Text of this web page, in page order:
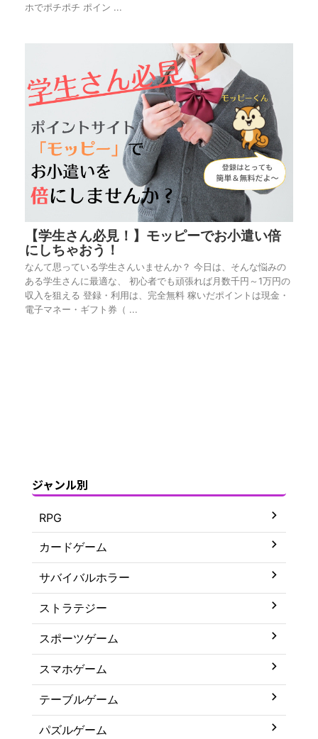
ホでポチポチ ポイン ...
【学生さん必見！】モッピーでお小遣い倍
にしちゃおう！
なんて思っている学生さんいませんか？ 今日は、そんな悩みの
ある学生さんに最適な、 初心者でも頑張れば月数千円～1万円の
収入を狙える 登録・利用は、完全無料 稼いだポイントは現金・
電子マネー・ギフト券（ ...
ジャンル別
RPG
カードゲーム
サバイバルホラー
ストラテジー
スポーツゲーム
スマホゲーム
テーブルゲーム
パズルゲーム